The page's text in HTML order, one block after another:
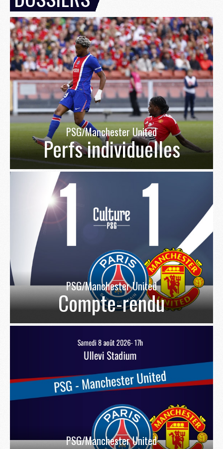
PSG/Manchester United
Perfs individuelles
PSG/Manchester United
Compte-rendu
PSG/Manchester United